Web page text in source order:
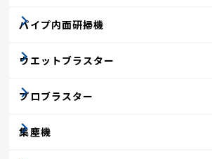
パイプ内面研掃機
ウエットブラスター
プロブラスター
集塵機